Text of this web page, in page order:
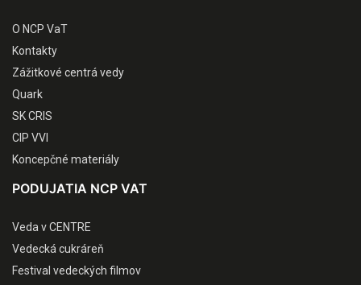
O NCP VaT
Kontakty
Zážitkové centrá vedy
Quark
SK CRIS
CIP VVI
Koncepčné materiály
PODUJATIA NCP VAT
Veda v CENTRE
Vedecká cukráreň
Festival vedeckých filmov